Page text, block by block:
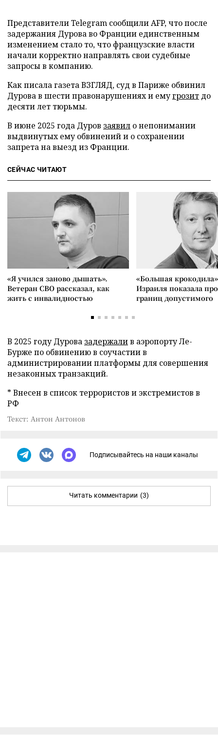
Представители Telegram сообщили AFP, что после
задержания Дурова во Франции единственным
изменением стало то, что французские власти
начали корректно направлять свои судебные
запросы в компанию.
Как писала газета ВЗГЛЯД, суд в Париже обвинил
Дурова в шести правонарушениях и емугрозит до
десяти лет тюрьмы.
В июне 2025 года Дуров заявил о непонимании
выдвинутых ему обвинений и о сохранении
запрета на выезд из Франции.
СЕЙЧАС ЧИТАЮТ
«Я учился заново дышать».
Ветеран СВО рассказал, как
жить с инвалидностью
«Большая
Израиля показала
границ допустимого
В 2025 году Дурова задержалив аэропорту Ле-
Бурже по обвинению в соучастии в
администрировании платформы для совершения
незаконных транзакций.
* Внесен в список террористов и экстремистов в
РФ
Текст: Антон Антонов
Подписывайтесь на наши каналы
Читать комментарии (3)